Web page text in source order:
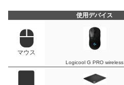
使用デバイス
マウス
Logicool G PRO wireless